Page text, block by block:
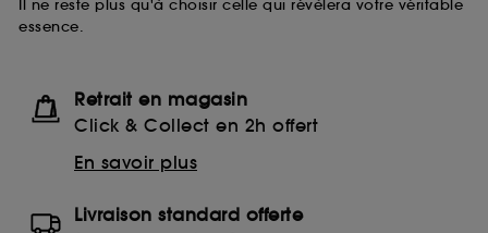
Il ne reste plus qu'à choisir celle qui révèlera votre véritable
essence.
Retrait en magasin
Click & Collect en 2h offert
En savoir plus
Livraison standard offerte